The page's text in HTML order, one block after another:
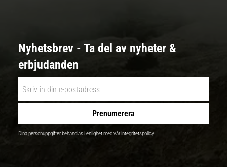
Nyhetsbrev - Ta del av nyheter &
erbjudanden
Prenumerera
Dina personuppgifter behandlas i enlighet med vårintegritetspolicy.